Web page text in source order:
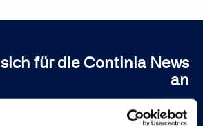
für die Continia News
an